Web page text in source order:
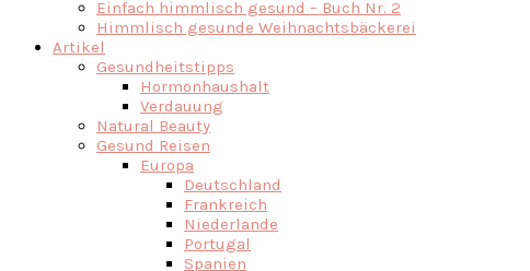
Einfach himmlisch gesund – Buch Nr. 2
Himmlisch gesunde Weihnachtsbäckerei
Artikel
Gesundheitstipps
Hormonhaushalt
Verdauung
Natural Beauty
Gesund Reisen
Europa
Deutschland
Frankreich
Niederlande
Portugal
Spanien